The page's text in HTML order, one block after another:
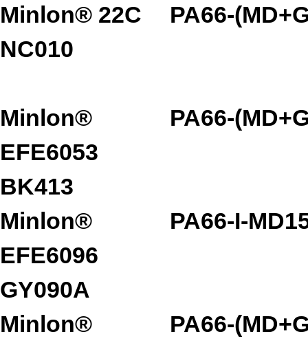
Minlon® 22C
NC010
PA66-
Minlon®
EFE6053
BK413
PA66-
Minlon®
EFE6096
GY090A
PA66-I-
Minlon®
PA66-